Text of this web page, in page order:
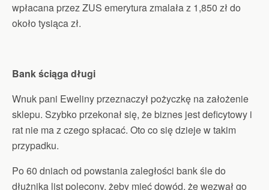
wpłacana przez ZUS emerytura zmalała z 1,850 zł do
około tysiąca zł.
Bank ściąga długi
Wnuk pani Eweliny przeznaczył pożyczkę na założenie
sklepu. Szybko przekonał się, że biznes jest deficytowy i
rat nie ma z czego spłacać. Oto co się dzieje w takim
przypadku.
Po 60 dniach od powstania zaległości bank śle do
dłużnika list polecony, żeby mieć dowód, że wezwał go